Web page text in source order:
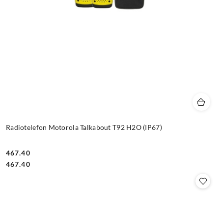
Radiotelefon Motorola Talkabout T92 H2O (IP67)
Cena:
467.40
Cena:
467.40